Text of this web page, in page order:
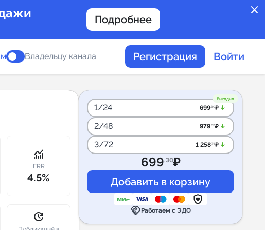
close
Подробнее
читаемости каналов в
Владельцу канала Регистрация Войти
monitoring
ERR
4.5%
update
Выгодно
1/24 699.30₽ arrow_downward_alt
2/48 979.02₽ arrow_downward_alt
3/72 1 258.74₽ arrow_downward_alt
699.30₽
handshakeРаботаем с ЭДО